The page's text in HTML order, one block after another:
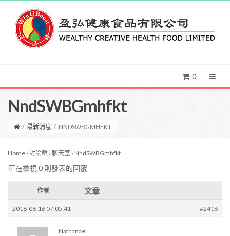
0
NndSWBGmhfkt
/ 最新消息 / NNDSWBGMHFKT
Home › 討論群 › 聊天室 › NndSWBGmhfkt
正在檢視 0 則發表的回覆
作者 文章
2016-08-16 07:05:41 #2416
Nathanael